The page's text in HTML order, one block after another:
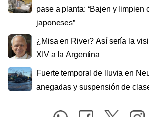
pase a planta: “Bajen y limpien
japoneses”
¿Misa en River? Así sería la
XIV a la Argentina
Fuerte temporal de lluvia en
anegadas y suspensión de